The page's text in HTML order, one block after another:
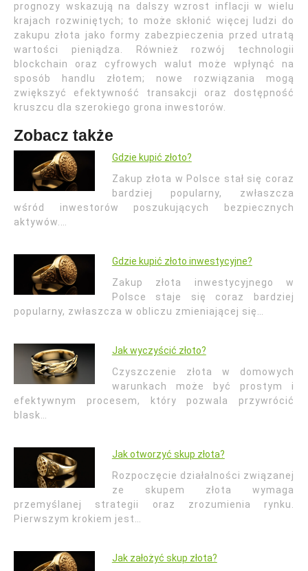
prognozy wskazują na dalszy wzrost inflacji w wielu
krajach rozwiniętych; to może skłonić więcej ludzi do
zakupu złota jako formy zabezpieczenia przed utratą
wartości pieniądza. Również rozwój technologii
blockchain oraz cyfrowych walut może wpłynąć na
sposób handlu złotem; nowe rozwiązania mogą
zwiększyć efektywność transakcji oraz dostępność
kruszcu dla szerokiego grona inwestorów.
Zobacz także
Gdzie kupić złoto?
Zakup złota w Polsce stał się coraz
bardziej popularny, zwłaszcza
wśród inwestorów poszukujących bezpiecznych
aktywów.…
Gdzie kupić złoto inwestycyjne?
Zakup złota inwestycyjnego w
Polsce staje się coraz bardziej
popularny, zwłaszcza w obliczu zmieniającej się…
Jak wyczyścić złoto?
Czyszczenie złota w domowych
warunkach może być prostym i
efektywnym procesem, który pozwala przywrócić
blask…
Jak otworzyć skup złota?
Rozpoczęcie działalności związanej
ze skupem złota wymaga
przemyślanej strategii oraz zrozumienia rynku.
Pierwszym krokiem jest…
Jak założyć skup złota?